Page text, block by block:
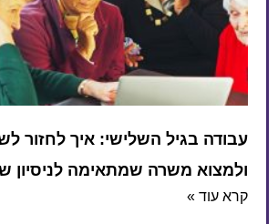
עבודה בגיל השלישי: איך לחזור
ולמצוא משרה שמתאימה לניסיון
קרא עוד »